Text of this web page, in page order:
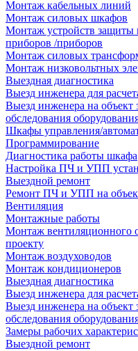
Монтаж кабельных линий
Монтаж силовых шкафов
Монтаж устройств защиты
приборов /приборов
Монтаж силовых
Монтаж низковольтных
Выездная диагностика
Выезд инженера для
Выезд инженера на объект
обследования
Шкафы управления/
Программирование
Диагностика работы шкафа
Настройка ПЧ и УПП
Выездной ремонт
Ремонт ПЧ и УПП на
Вентиляция
Монтажные работы
Монтаж вентиляционного
проекту
Монтаж воздуховодов
Монтаж кондиционеров
Выездная диагностика
Выезд инженера для
Выезд инженера на объект
обследования
Замеры рабочих
Выездной ремонт